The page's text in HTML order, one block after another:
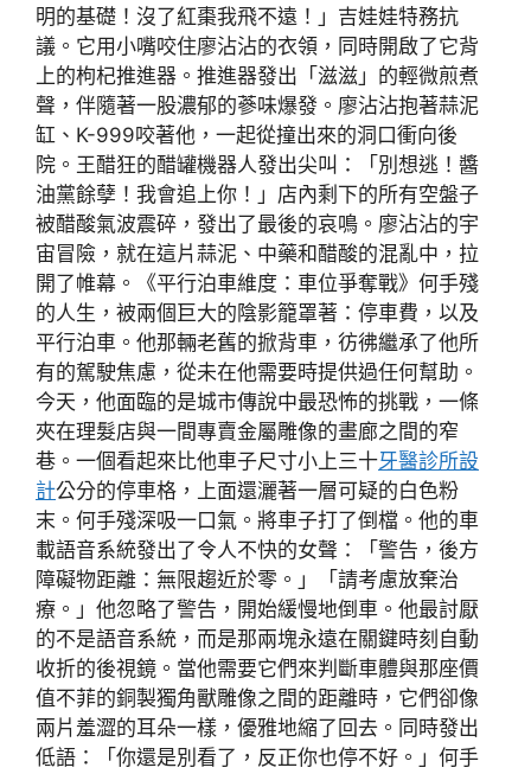
明的基礎！沒了紅棗我飛不遠！」吉娃娃特務抗
議。它用小嘴咬住廖沾沾的衣領，同時開啟了它背
上的枸杞推進器。推進器發出「滋滋」的輕微煎煮
聲，伴隨著一股濃郁的蔘味爆發。廖沾沾抱著蒜泥
缸、K-999咬著他，一起從撞出來的洞口衝向後
院。王醋狂的醋罐機器人發出尖叫：「別想逃！醬
油黨餘孽！我會追上你！」店內剩下的所有空盤子
被醋酸氣波震碎，發出了最後的哀鳴。廖沾沾的宇
宙冒險，就在這片蒜泥、中藥和醋酸的混亂中，拉
開了帷幕。《平行泊車維度：車位爭奪戰》何手殘
的人生，被兩個巨大的陰影籠罩著：停車費，以及
平行泊車。他那輛老舊的掀背車，彷彿繼承了他所
有的駕駛焦慮，從未在他需要時提供過任何幫助。
今天，他面臨的是城市傳說中最恐怖的挑戰，一條
夾在理髮店與一間專賣金屬雕像的畫廊之間的窄
巷。一個看起來比他車子尺寸小上三十牙醫診所設
計公分的停車格，上面還灑著一層可疑的白色粉
末。何手殘深吸一口氣。將車子打了倒檔。他的車
載語音系統發出了令人不快的女聲：「警告，後方
障礙物距離：無限趨近於零。」「請考慮放棄治
療。」他忽略了警告，開始緩慢地倒車。他最討厭
的不是語音系統，而是那兩塊永遠在關鍵時刻自動
收折的後視鏡。當他需要它們來判斷車體與那座價
值不菲的銅製獨角獸雕像之間的距離時，它們卻像
兩片羞澀的耳朵一樣，優雅地縮了回去。同時發出
低語：「你還是別看了，反正你也停不好。」何手